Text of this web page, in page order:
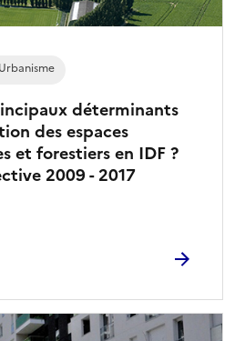
déterminants
des espaces
et forestiers en IDF ?
2009 - 2017